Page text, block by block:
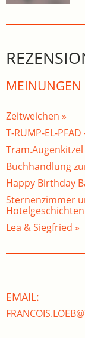
MEINUNGEN
Zeitweichen »
T-RUMP-EL-
Buchhandlung
Happy Birthday
Sternenzimmer
Hotelgeschichten
Lea & Siegfried »
EMAIL: